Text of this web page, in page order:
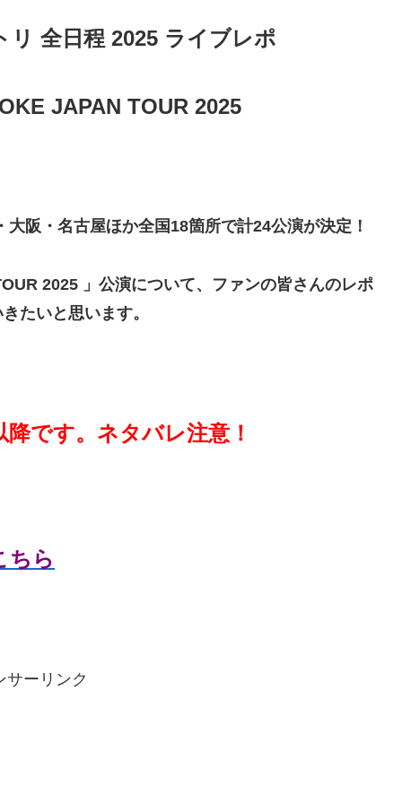
全日程 2025 ライブレポ
JAPAN TOUR 2025
阪・名古屋ほか全国18箇所で計24公演が決定！
2025 」公演について、ファンの皆さんのレポ
たいと思います。
です。ネタバレ注意！
ちら
サーリンク